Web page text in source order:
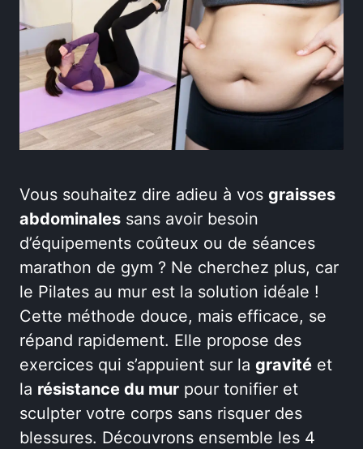
Vous souhaitez dire adieu à vos graisses
abdominales sans avoir besoin
d’équipements coûteux ou de séances
marathon de gym ? Ne cherchez plus, car
le Pilates au mur est la solution idéale !
Cette méthode douce, mais efficace, se
répand rapidement. Elle propose des
exercices qui s’appuient sur la gravité et
la résistance du mur pour tonifier et
sculpter votre corps sans risquer des
blessures. Découvrons ensemble les 4